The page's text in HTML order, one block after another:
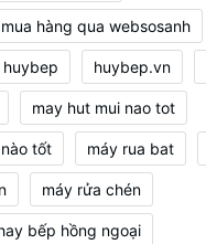
hàng qua websosanh
huybep huybep.vn
may hut mui nao tot
tốt máy rua bat
máy rửa chén
bếp hồng ngoại